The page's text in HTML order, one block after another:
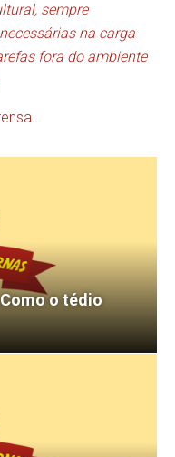
sempre
na carga
fora do ambiente
o tédio